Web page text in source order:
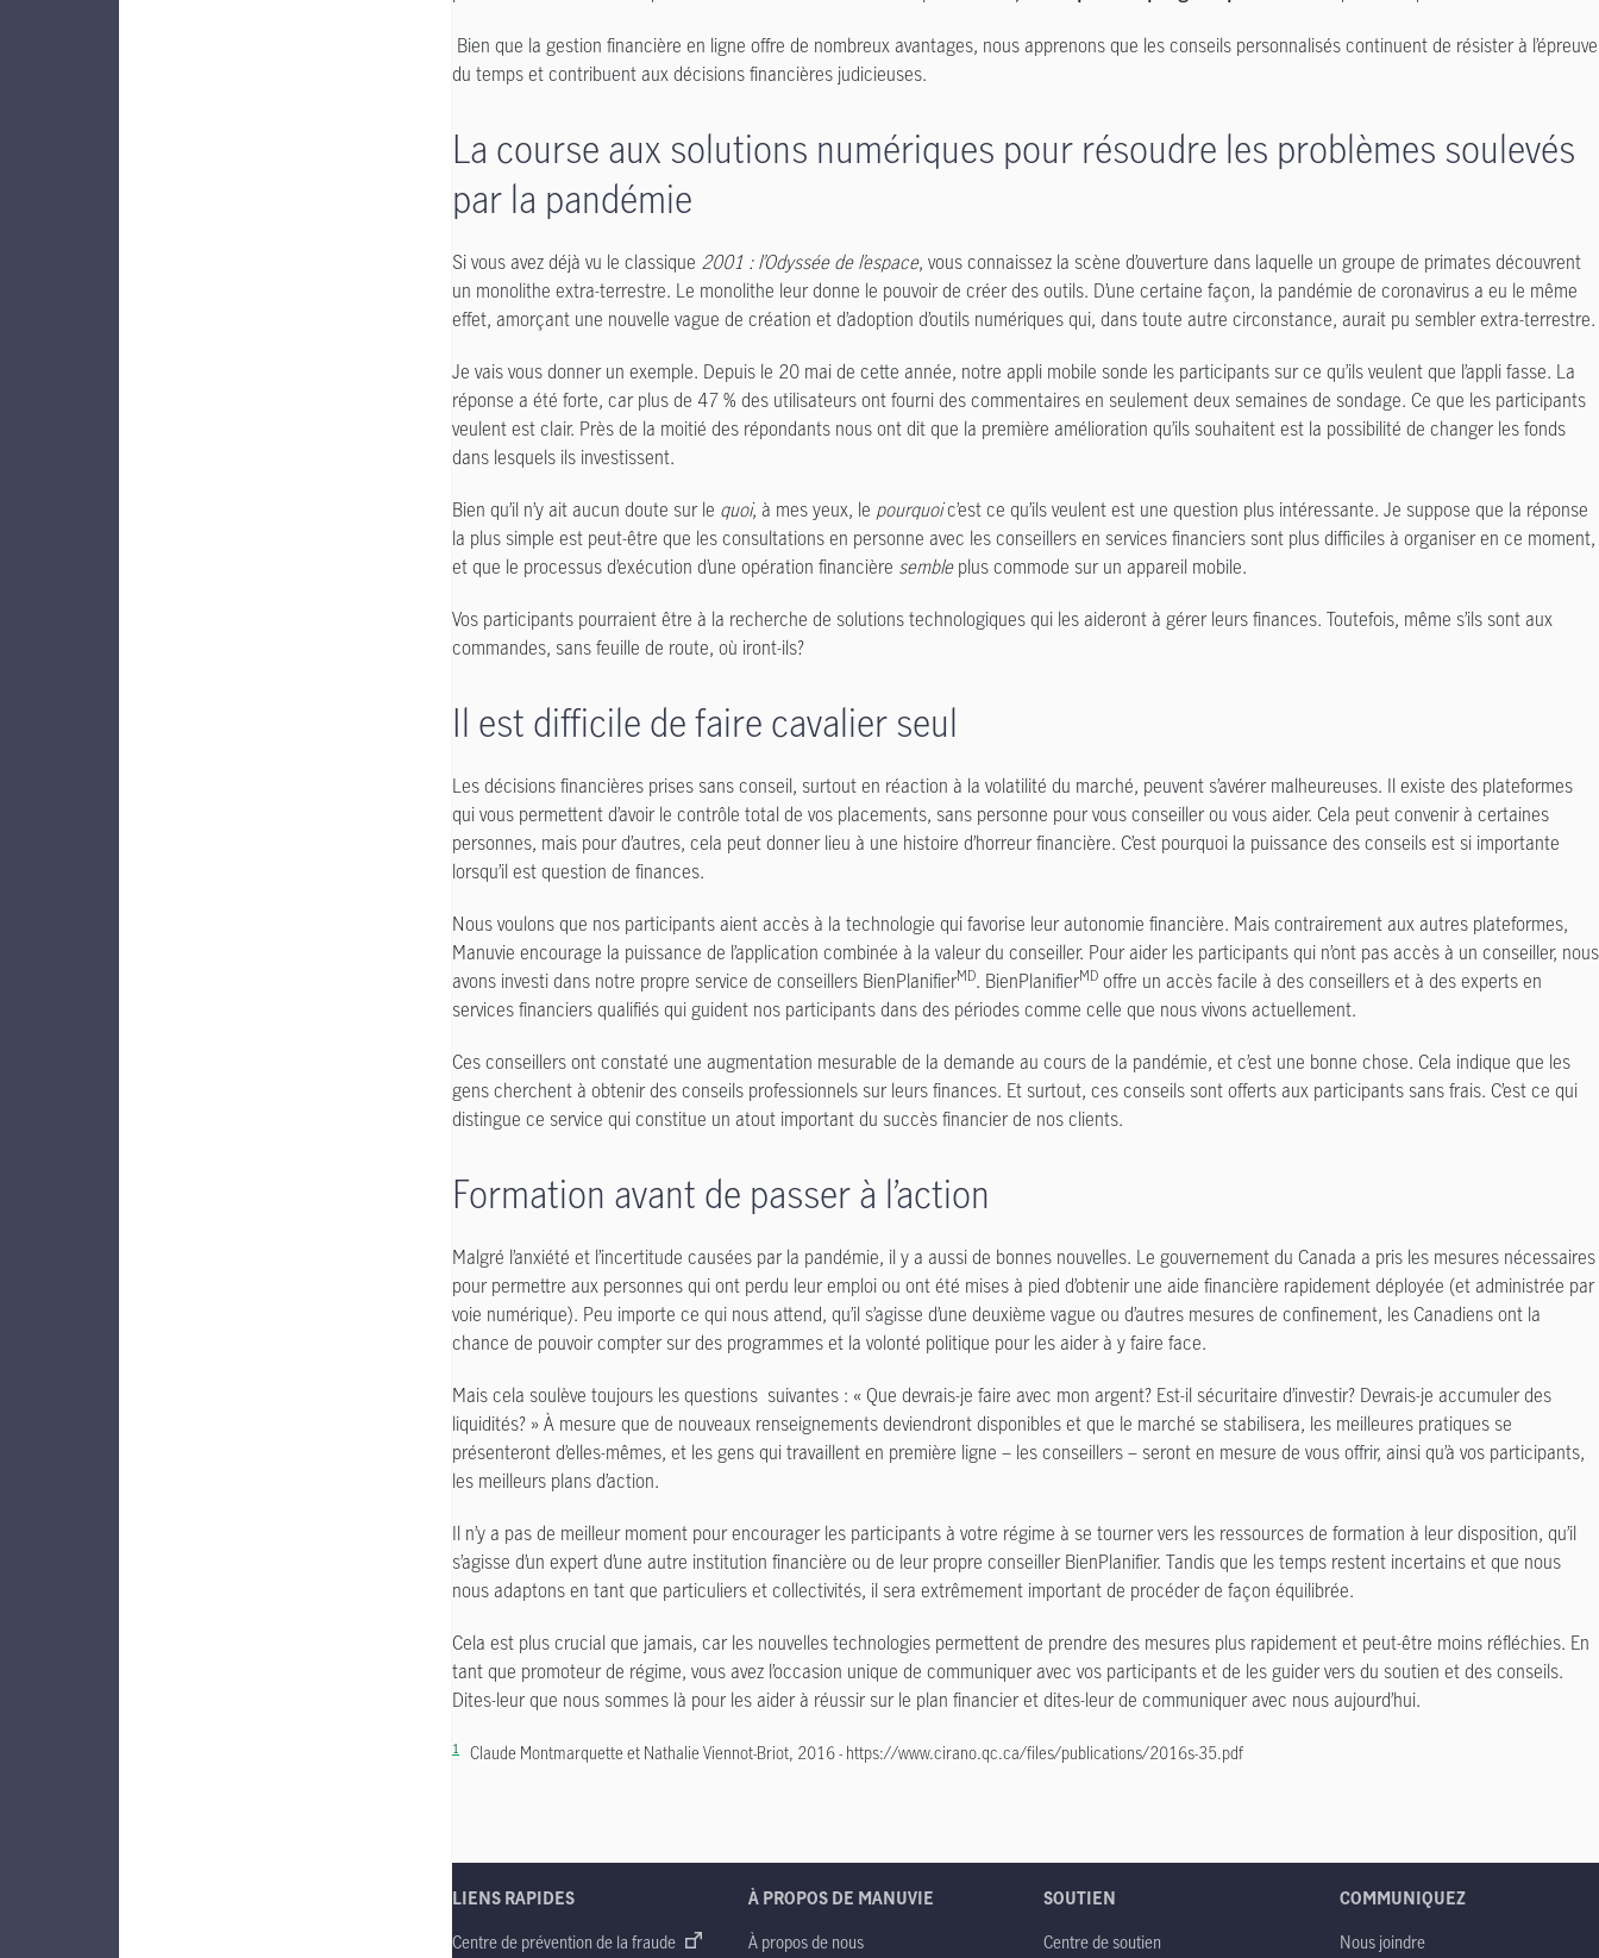
Bien que la gestion financière en ligne offre de nombreux avantages, nous apprenons que les conseils personnalisés continuent de résister à l’épreuve
du temps et contribuent aux décisions financières judicieuses.
La course aux solutions numériques pour résoudre les problèmes soulevés
par la pandémie
Si vous avez déjà vu le classique 2001 : l’Odyssée de l’espace, vous connaissez la scène d’ouverture dans laquelle un groupe de primates découvrent
un monolithe extra-terrestre. Le monolithe leur donne le pouvoir de créer des outils. D’une certaine façon, la pandémie de coronavirus a eu le même
effet, amorçant une nouvelle vague de création et d’adoption d’outils numériques qui, dans toute autre circonstance, aurait pu sembler extra-terrestre.
Je vais vous donner un exemple. Depuis le 20 mai de cette année, notre appli mobile sonde les participants sur ce qu’ils veulent que l’appli fasse. La
réponse a été forte, car plus de 47 % des utilisateurs ont fourni des commentaires en seulement deux semaines de sondage. Ce que les participants
veulent est clair. Près de la moitié des répondants nous ont dit que la première amélioration qu’ils souhaitent est la possibilité de changer les fonds
dans lesquels ils investissent.
Bien qu’il n’y ait aucun doute sur le quoi, à mes yeux, le pourquoic’est ce qu’ils veulent est une question plus intéressante. Je suppose que la réponse
la plus simple est peut-être que les consultations en personne avec les conseillers en services financiers sont plus difficiles à organiser en ce moment,
et que le processus d’exécution d’une opération financière sembleplus commode sur un appareil mobile.
Vos participants pourraient être à la recherche de solutions technologiques qui les aideront à gérer leurs finances. Toutefois, même s’ils sont aux
commandes, sans feuille de route, où iront-ils?
Il est difficile de faire cavalier seul
Les décisions financières prises sans conseil, surtout en réaction à la volatilité du marché, peuvent s’avérer malheureuses. Il existe des plateformes
qui vous permettent d’avoir le contrôle total de vos placements, sans personne pour vous conseiller ou vous aider. Cela peut convenir à certaines
personnes, mais pour d’autres, cela peut donner lieu à une histoire d’horreur financière. C’est pourquoi la puissance des conseils est si importante
lorsqu’il est question de finances.
Nous voulons que nos participants aient accès à la technologie qui favorise leur autonomie financière. Mais contrairement aux autres plateformes,
Manuvie encourage la puissance de l’application combinée à la valeur du conseiller. Pour aider les participants qui n’ont pas accès à un conseiller, nous
avons investi dans notre propre service de conseillers BienPlanifierMD. BienPlanifierMD offre un accès facile à des conseillers et à des experts en
services financiers qualifiés qui guident nos participants dans des périodes comme celle que nous vivons actuellement.
Ces conseillers ont constaté une augmentation mesurable de la demande au cours de la pandémie, et c’est une bonne chose. Cela indique que les
gens cherchent à obtenir des conseils professionnels sur leurs finances. Et surtout, ces conseils sont offerts aux participants sans frais. C’est ce qui
distingue ce service qui constitue un atout important du succès financier de nos clients.
Formation avant de passer à l’action
Malgré l’anxiété et l’incertitude causées par la pandémie, il y a aussi de bonnes nouvelles. Le gouvernement du Canada a pris les mesures nécessaires
pour permettre aux personnes qui ont perdu leur emploi ou ont été mises à pied d’obtenir une aide financière rapidement déployée (et administrée par
voie numérique). Peu importe ce qui nous attend, qu’il s’agisse d’une deuxième vague ou d’autres mesures de confinement, les Canadiens ont la
chance de pouvoir compter sur des programmes et la volonté politique pour les aider à y faire face.
Mais cela soulève toujours lesquestions suivantes : « Que devrais-je faire avec mon argent? Est-il sécuritaire d’investir? Devrais-je accumuler des
liquidités? » À mesure que de nouveaux renseignements deviendront disponibles et que le marché se stabilisera, les meilleures pratiques se
présenteront d’elles-mêmes, et les gens qui travaillent en première ligne – les conseillers – seront en mesure de vous offrir, ainsi qu’à vos participants,
les meilleurs plans d’action.
Il n’y a pas de meilleur moment pour encourager les participants à votre régime à se tourner vers les ressources de formation à leur disposition, qu’il
s’agisse d’un expert d’une autre institution financière ou de leur propre conseiller BienPlanifier. Tandis que les temps restent incertains et que nous
nous adaptons en tant que particuliers et collectivités, il sera extrêmement important de procéder de façon équilibrée.
Cela est plus crucial que jamais, car les nouvelles technologies permettent de prendre des mesures plus rapidement et peut-être moins réfléchies. En
tant que promoteur de régime, vous avez l’occasion unique de communiquer avec vos participants et de les guider vers du soutien et des conseils.
Dites-leur que nous sommes là pour les aider à réussir sur le plan financier et dites-leur de communiquer avec nous aujourd’hui.
1 Claude Montmarquette et Nathalie Viennot-Briot, 2016 - https://www.cirano.qc.ca/files/publications/2016s-35.pdf
LIENS RAPIDES
Centre de prévention de la fraude
À PROPOS DE MANUVIE
À propos de nous
SOUTIEN
Centre de soutien
COMMUNIQUEZ
Nous joindre